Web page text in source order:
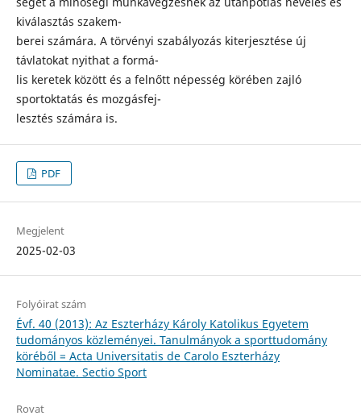
kiválasztás szakem-
berei számára. A törvényi szabályozás kiterjesztése új
távlatokat nyithat a formá-
lis keretek között és a felnőtt népesség körében zajló
sportoktatás és mozgásfej-
lesztés számára is.
PDF
Megjelent
2025-02-03
Folyóirat szám
Évf. 40 (2013): Az Eszterházy Károly Katolikus Egyetem
tudományos közleményei. Tanulmányok a sporttudomány
köréből = Acta Universitatis de Carolo Eszterházy
Nominatae. Sectio Sport
Rovat